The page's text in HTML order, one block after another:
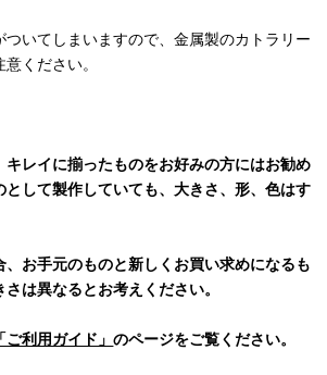
ついてしまいますので、金属製のカトラリー
ください。
キレイに揃ったものをお好みの方にはお勧め
として製作していても、大きさ、形、色はす
、お手元のものと新しくお買い求めになるも
は異なるとお考えください。
「ご利用ガイド」のページをご覧ください。